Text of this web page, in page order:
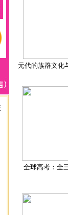
元代的族群文化
全球高考：全